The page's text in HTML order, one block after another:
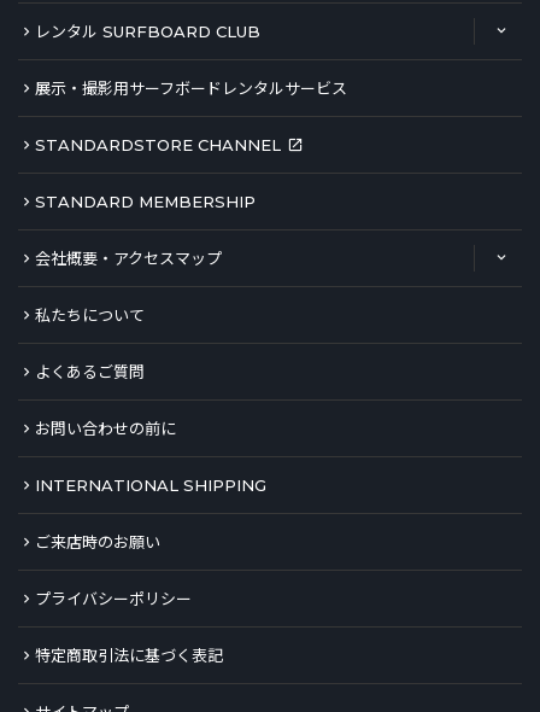
レンタル SURFBOARD CLUB
展示・撮影用サーフボードレンタルサービス
STANDARDSTORE CHANNEL
STANDARD MEMBERSHIP
会社概要・アクセスマップ
私たちについて
よくあるご質問
お問い合わせの前に
INTERNATIONAL SHIPPING
ご来店時のお願い
プライバシーポリシー
特定商取引法に基づく表記